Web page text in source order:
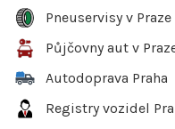
Pneuservisy v Praze
Půjčovny aut v
Autodoprava Praha
Registry vozidel